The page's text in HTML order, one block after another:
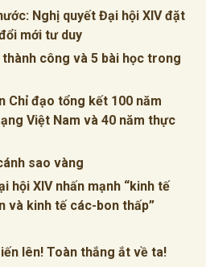
Nghị quyết Đại hội XIV đặt
mới tư duy
công và 5 bài học trong
Chỉ đạo tổng kết 100 năm
Việt Nam và 40 năm thực
sao vàng
hội XIV nhấn mạnh “kinh tế
và kinh tế các-bon thấp”
lên! Toàn thắng ắt về ta!